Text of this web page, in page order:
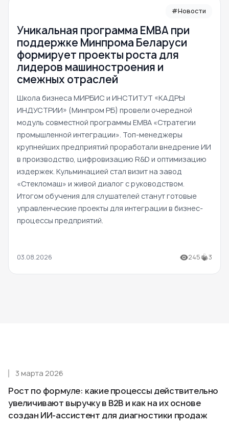
#Новости
Уникальная программа ЕМВА при
поддержке Минпрома Беларуси
формирует проекты роста для
лидеров машиностроения и
смежных отраслей
Школа бизнеса МИРБИС и ИНСТИТУТ «КАДРЫ
ИНДУСТРИИ» (Минпром РБ) провели очередной
модуль совместной программы EMBA «Стратегии
промышленной интеграции». Топ-менеджеры
крупнейших предприятий проработали внедрение ИИ
в производство, цифровизацию R&D и оптимизацию
издержек. Кульминацией стал визит на завод
«Стекломаш» и живой диалог с руководством.
Итогом обучения для слушателей станут готовые
управленческие проекты для интеграции в бизнес-
процессы предприятий.
03.08.2026 245 3
Рост по формуле: какие процессы действительно
увеличивают выручку в B2B и как на их основе
создан ИИ-ассистент для диагностики продаж
3 марта 2026